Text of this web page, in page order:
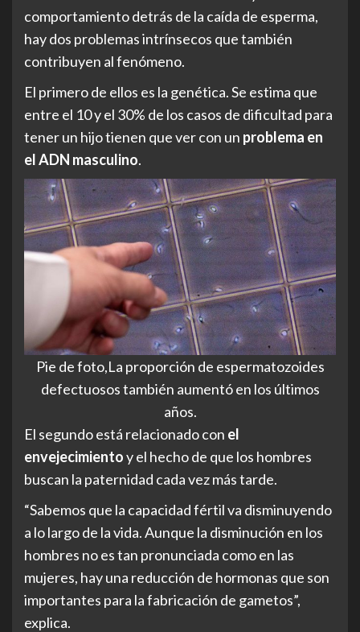
comportamiento detrás de la caída de esperma,
hay dos problemas intrínsecos que también
contribuyen al fenómeno.
El primero de ellos es la genética. Se estima que
entre el 10 y el 30% de los casos de dificultad para
tener un hijo tienen que ver con un problema en
el ADN masculino.
Pie de foto,La proporción de espermatozoides
defectuosos también aumentó en los últimos
años.
El segundo está relacionado con el
envejecimientoy el hecho de que los hombres
buscan la paternidad cada vez más tarde.
“Sabemos que la capacidad fértil va disminuyendo
a lo largo de la vida. Aunque la disminución en los
hombres no es tan pronunciada como en las
mujeres, hay una reducción de hormonas que son
importantes para la fabricación de gametos”,
explica.